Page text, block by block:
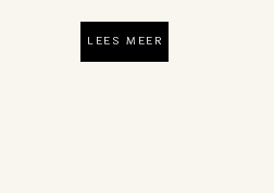
LEES MEER